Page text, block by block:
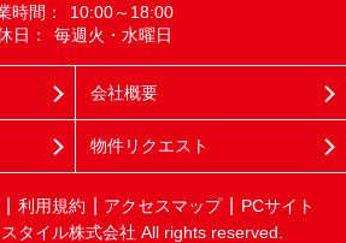
時間：
10:00～18:00
日：
毎週火・水曜日
会社概要
物件リクエスト
利用規約 アクセスマップ
PCサイト
タイル株式会社 All rights reserved.